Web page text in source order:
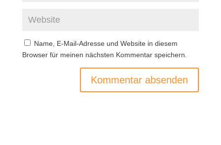
Name, E-Mail-Adresse und Website in diesem
Browser für meinen nächsten Kommentar speichern.